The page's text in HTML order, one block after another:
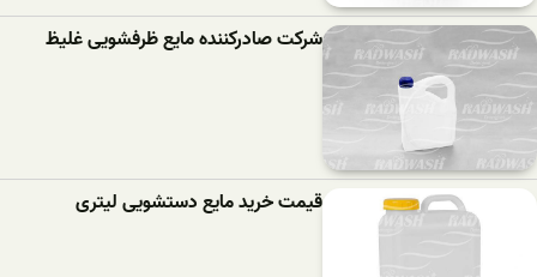
شرکت صادرکننده مایع ظرفشویی غلیظ
قیمت خرید مایع دستشویی لیتری